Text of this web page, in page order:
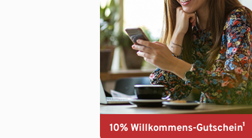
10% Willkommens-Gutschein¹